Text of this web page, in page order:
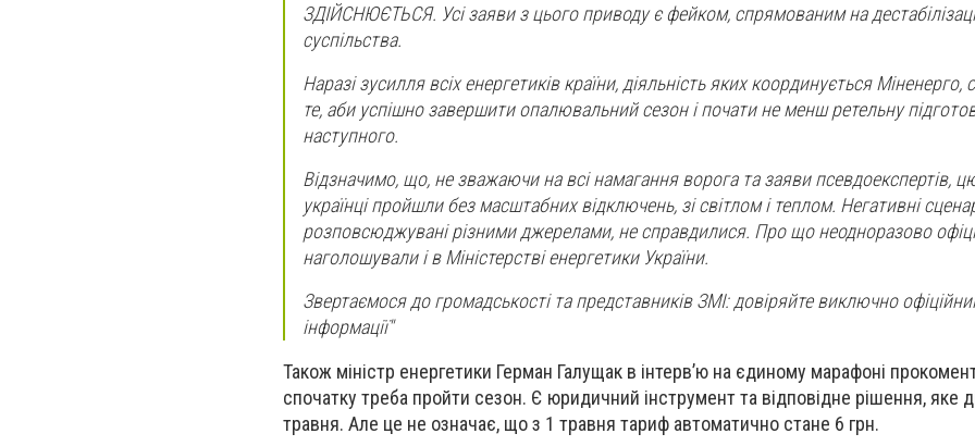
ЗДІЙСНЮЄТЬСЯ. Усі заяви з цього приводу є фейком, спрямованим на
суспільства.
Наразі зусилля всіх енергетиків країни, діяльність яких координується Міненерго,
те, аби успішно завершити опалювальний сезон і почати не менш ретельну
наступного.
Відзначимо, що, не зважаючи на всі намагання ворога та заяви псевдоекспертів,
українці пройшли без масштабних відключень, зі світлом і теплом. Негативні
розповсюджувані різними джерелами, не справдилися. Про що неодноразово
наголошували і в Міністерстві енергетики України.
Звертаємося до громадськості та представників ЗМІ: довіряйте виключно
інформації"
Також міністр енергетики Герман Галущак в інтервʼю на єдиному марафоні
спочатку треба пройти сезон. Є юридичний інструмент та відповідне рішення, яке
травня. Але це не означає, що з 1 травня тариф автоматично стане 6 грн.